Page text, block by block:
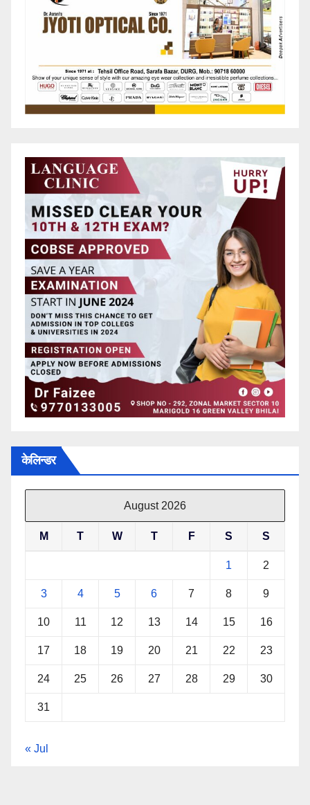
केलिन्डर
August 2026
M T W T F S S
1 2
3 4 5 6 7 8 9
10 11 12 13 14 15 16
17 18 19 20 21 22 23
24 25 26 27 28 29 30
31
« Jul